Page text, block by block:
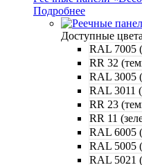
Подробнее
Доступные цвета
RAL 7005
RR 32
RAL 3005
RAL 3011
RR 23
RR 11
RAL 6005
RAL 5005
RAL 5021